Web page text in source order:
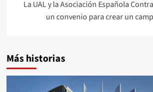
La UAL y la Asociación Española
un convenio para crear un
Más historias